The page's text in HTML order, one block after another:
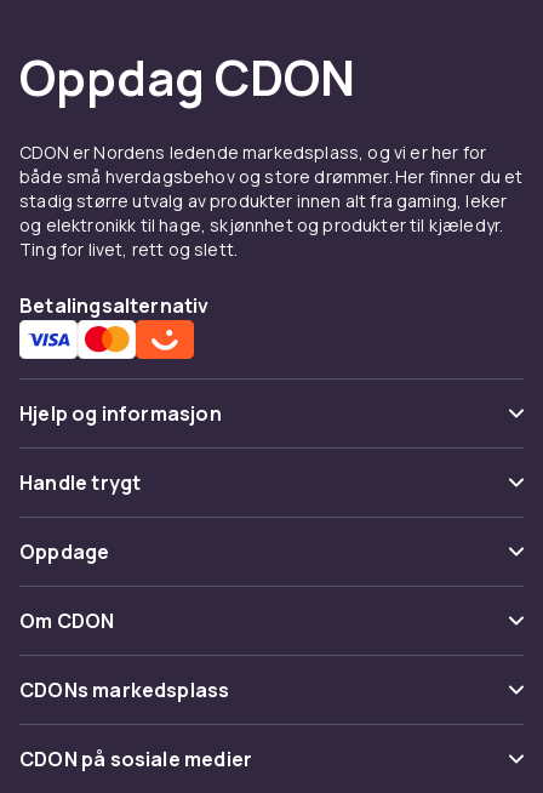
Oppdag CDON
CDON er Nordens ledende markedsplass, og vi er her for
både små hverdagsbehov og store drømmer. Her finner du et
stadig større utvalg av produkter innen alt fra gaming, leker
og elektronikk til hage, skjønnhet og produkter til kjæledyr.
Ting for livet, rett og slett.
Betalingsalternativ
Hjelp og informasjon
Vanlige spørsmål
Spor pakke
Angre & returner her
Kontakt oss
Handle trygt
Betaling
Levering
Tilbakekallinger
Oppdage
Kategorier
Varemerker
Om CDON
Om oss
Kundeanmeldelser
Jobbe på CDON
CDONs markedsplass
Merchant Help Center
CDON på sosiale medier